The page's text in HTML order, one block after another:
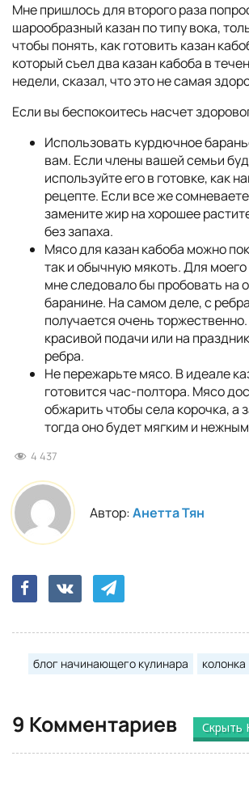
Мне пришлось для второго раза
шарообразный казан по типу вока,
чтобы понять, как готовить казан
который съел два казан кабоба в
недели, сказал, что это не самая
Если вы беспокоитесь насчет
Использовать курдючное
вам. Если члены вашей семьи
используйте его в готовке, как
рецепте. Если все же
замените жир на хорошее
без запаха.
Мясо для казан кабоба можно
так и обычную мякоть. Для
мне следовало бы пробовать на
баранине. На самом деле, с
получается очень
красивой подачи или на
ребра.
Не пережарьте мясо. В идеале
готовится час-полтора. Мясо
обжарить чтобы села корочка, а
тогда оно будет мягким и
4 437
Автор:Анетта Тян
блог начинающего кулинара колонка
9 Комментариев Скрыть